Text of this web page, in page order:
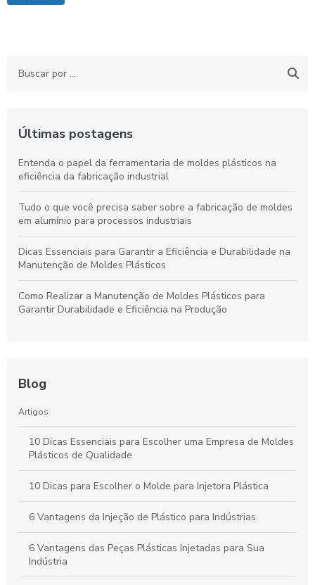
Últimas postagens
Entenda o papel da ferramentaria de moldes plásticos na
eficiência da fabricação industrial
Tudo o que você precisa saber sobre a fabricação de moldes
em alumínio para processos industriais
Dicas Essenciais para Garantir a Eficiência e Durabilidade na
Manutenção de Moldes Plásticos
Como Realizar a Manutenção de Moldes Plásticos para
Garantir Durabilidade e Eficiência na Produção
Blog
Artigos
10 Dicas Essenciais para Escolher uma Empresa de Moldes
Plásticos de Qualidade
10 Dicas para Escolher o Molde para Injetora Plástica
6 Vantagens da Injeção de Plástico para Indústrias
6 Vantagens das Peças Plásticas Injetadas para Sua
Indústria